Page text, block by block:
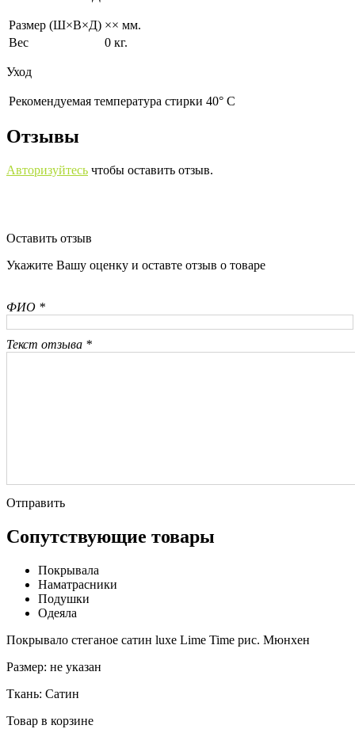
Размер (Ш×В×Д) ×× мм.
Вес
0 кг.
Уход
Рекомендуемая температура стирки 40° С
Отзывы
Авторизуйтесь чтобы оставить отзыв.
Оставить отзыв
Укажите Вашу оценку и оставте отзыв о товаре
ФИО *
Текст отзыва *
Отправить
Сопутствующие товары
Покрывала
Наматрасники
Подушки
Одеяла
Покрывало стеганое сатин luxe Lime Time рис. Мюнхен
Размер: не указан
Ткань: Сатин
Товар в корзине